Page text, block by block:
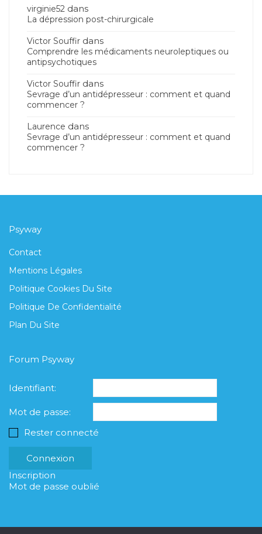
virginie52 dans
La dépression post-chirurgicale
Victor Souffir dans
Comprendre les médicaments neuroleptiques ou
antipsychotiques
Victor Souffir dans
Sevrage d’un antidépresseur : comment et quand
commencer ?
Laurence dans
Sevrage d’un antidépresseur : comment et quand
commencer ?
Psyway
Contact
Mentions Légales
Politique Cookies Du Site
Politique De Confidentialité
Plan Du Site
Forum Psyway
Identifiant:
Mot de passe:
Rester connecté
Connexion
Inscription
Mot de passe oublié